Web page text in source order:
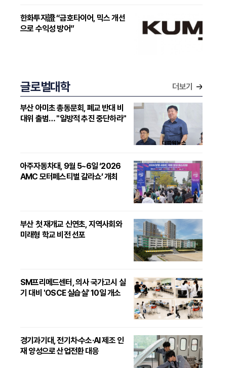
한화투자證 “금호타이어, 믹스 개선
으로 수익성 방어”
글로벌대학 더보기
부산 아미초 총동문회, 폐교 반대 비
대위 출범… "일방적 추진 중단하라"
아주자동차대, 9월 5~6일 ‘2026
AMC 모터페스티벌 갈라쇼’ 개최
부산 첫 재개교 신연초, 지역사회와
미래형 학교 비전 선포
SM프리메드센터, 의사 국가고시 실
기 대비 'OSCE 실습실' 10일 개소
경기과기대, 전기차·수소·AI 제조 인
재 양성으로 산업전환 대응